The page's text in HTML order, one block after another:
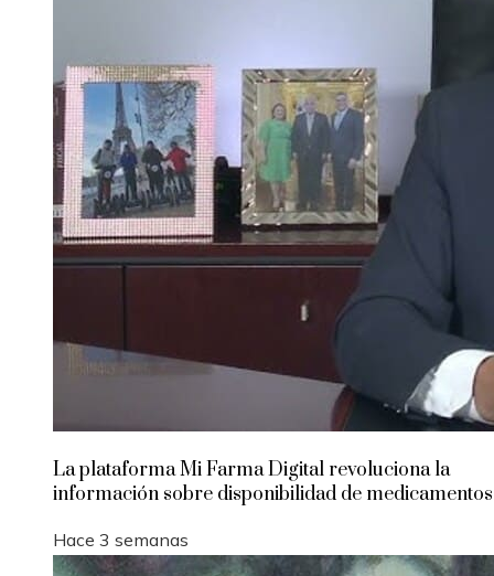
La plataforma Mi Farma Digital revoluciona la
información sobre disponibilidad de medicamentos
Hace 3 semanas